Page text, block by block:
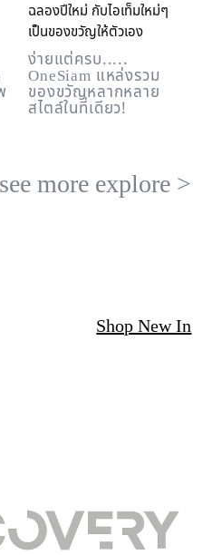
ฉลองปีใหม่ กับไอเท็มใหม่ๆ
เป็นของขวัญให้ตัวเอง
ง่ายแต่ครบ.....
OneSiam แหล่งรวม
ของขวัญหลากหลาย
สไตล์ในที่เดียว!
see moreexplore>
Shop New In